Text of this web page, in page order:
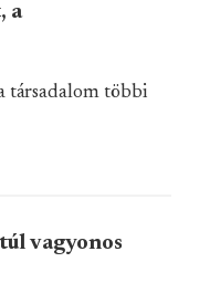
a
társadalom többi
vagyonos